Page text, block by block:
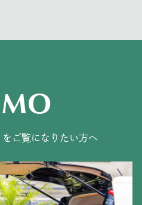
ご覧になりたい方へ